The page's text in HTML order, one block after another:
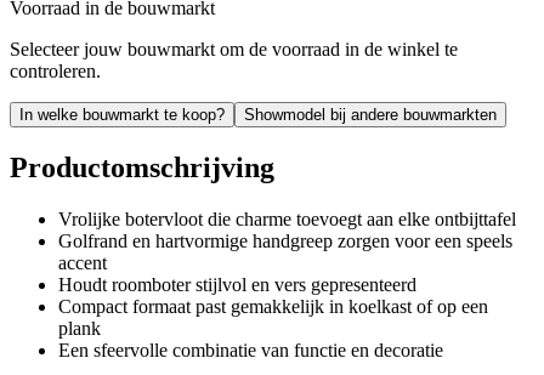
Voorraad in de bouwmarkt
Selecteer jouw bouwmarkt om de voorraad in de winkel te
controleren.
In welke bouwmarkt te koop? Showmodel bij andere bouwmarkten
Productomschrijving
Vrolijke botervloot die charme toevoegt aan elke ontbijttafel
Golfrand en hartvormige handgreep zorgen voor een speels
accent
Houdt roomboter stijlvol en vers gepresenteerd
Compact formaat past gemakkelijk in koelkast of op een
plank
Een sfeervolle combinatie van functie en decoratie